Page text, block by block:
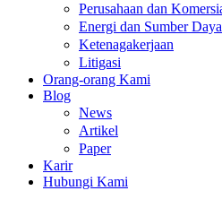
Perusahaan dan
Energi dan Sumber
Ketenagakerjaan
Litigasi
Orang-orang Kami
Blog
News
Artikel
Paper
Karir
Hubungi Kami